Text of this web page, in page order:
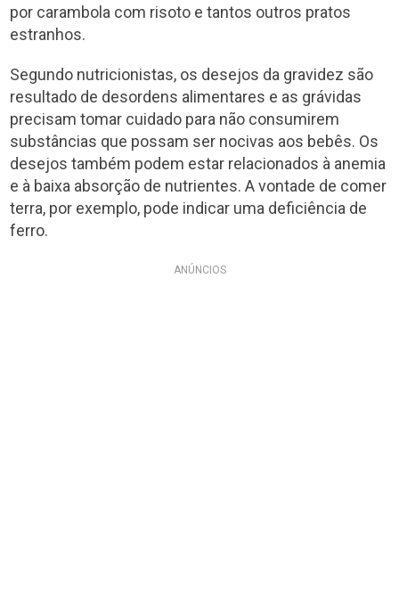
por carambola com risoto e tantos outros pratos
estranhos.
Segundo nutricionistas, os desejos da gravidez são
resultado de desordens alimentares e as grávidas
precisam tomar cuidado para não consumirem
substâncias que possam ser nocivas aos bebês. Os
desejos também podem estar relacionados à anemia
e à baixa absorção de nutrientes. A vontade de comer
terra, por exemplo, pode indicar uma deficiência de
ferro.
ANÚNCIOS